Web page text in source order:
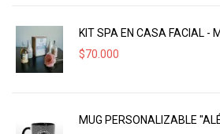
KIT SPA EN CASA FACIAL -
$70.000
MUG PERSONALIZABLE